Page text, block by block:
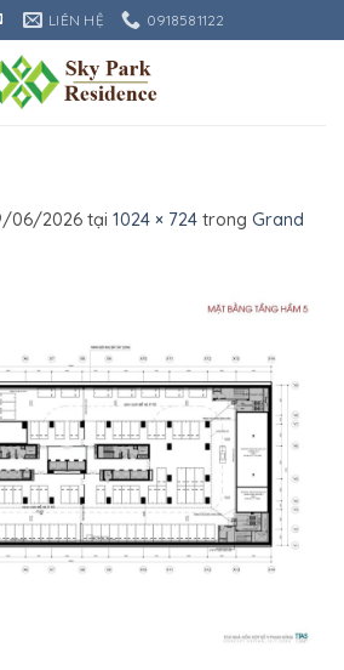
LIÊN HỆ 0918581122
06/2026 tại 1024 × 724 trong Grand